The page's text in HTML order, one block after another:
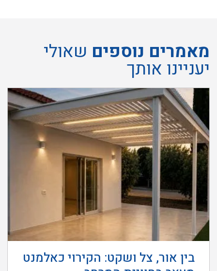
מאמרים נוספים שאולי
יעניינו אותך
בין אור, צל ושקט: הקירוי כאלמנט